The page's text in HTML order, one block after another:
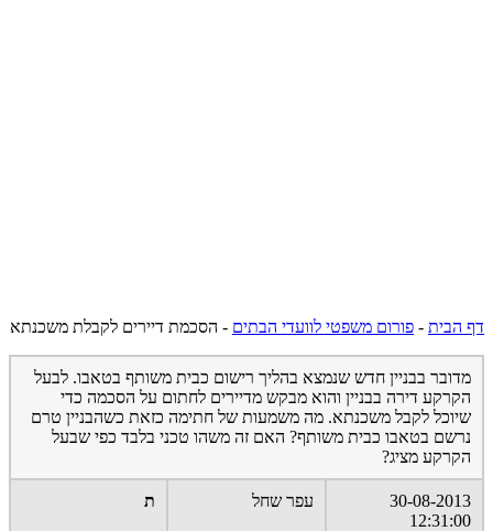
דף הבית - פורום משפטי לוועדי הבתים - הסכמת דיירים לקבלת משכנתא
מדובר בבניין חדש שנמצא בהליך רישום כבית משותף בטאבו. לבעל
הקרקע דירה בבניין והוא מבקש מדיירים לחתום על הסכמה כדי
שיוכל לקבל משכנתא. מה משמעות של חתימה כזאת כשהבניין טרם
נרשם בטאבו כבית משותף? האם זה משהו טכני בלבד כפי שבעל
הקרקע מציג?
30-08-2013
12:31:00
עפר שחל ת